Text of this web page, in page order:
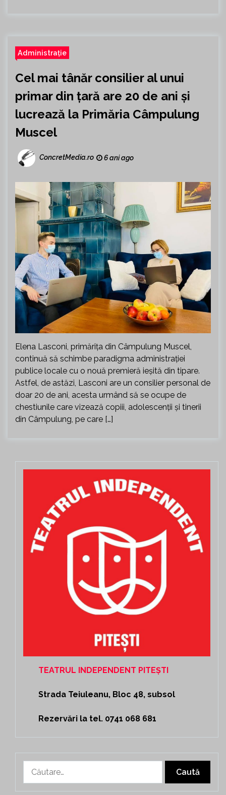
Administrație
Cel mai tânăr consilier al unui
primar din țară are 20 de ani și
lucrează la Primăria Câmpulung
Muscel
ConcretMedia.ro 6 ani ago
Elena Lasconi, primărița din Câmpulung Muscel,
continuă să schimbe paradigma administrației
publice locale cu o nouă premieră ieșită din tipare.
Astfel, de astăzi, Lasconi are un consilier personal de
doar 20 de ani, acesta urmând să se ocupe de
chestiunile care vizează copiii, adolescenții și tinerii
din Câmpulung, pe care […]
TEATRUL INDEPENDENT PITEȘTI
Strada Teiuleanu, Bloc 48, subsol
Rezervări la tel. 0741 068 681
după: